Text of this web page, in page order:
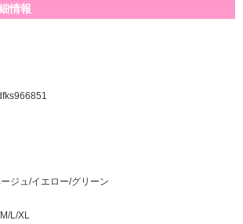
情報
ジュ/イエロー/グリーン
L/XL